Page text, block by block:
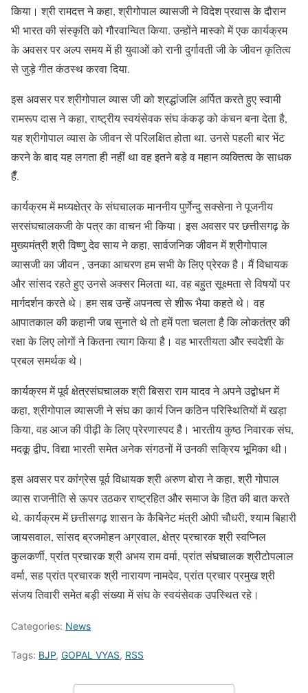
किया। श्री रामदत्त ने कहा, श्रीगोपाल व्यासजी ने विदेश प्रवास के दौरान
भी भारत की संस्कृति को गौरवान्वित किया. उन्होंने मास्को में एक कार्यक्रम
के अवसर पर अल्प समय में ही युवाओं को रानी दुर्गावती जी के जीवन कृतित्व
से जुड़े गीत कंठस्थ करवा दिया.
इस अवसर पर श्रीगोपाल व्यास जी को श्रद्धांजलि अर्पित करते हुए स्वामी
रामरूप दास ने कहा, राष्ट्रीय स्वयंसेवक संघ कंकड़ को कंचन बना देता है,
यह श्रीगोपाल व्यास के जीवन से परिलक्षित होता था. उनसे पहली बार भेंट
करने के बाद यह लगता ही नहीं था वह इतने बड़े व महान व्यक्तित्व के साधक
हैँ.
कार्यक्रम में मध्यक्षेत्र के संघचालक माननीय पुर्णेन्दु सक्सेना ने पूजनीय
सरसंघचालकजी के पत्र का वाचन भी किया। इस अवसर पर छत्तीसगढ़ के
मुख्यमंत्री श्री विष्णु देव साय ने कहा, सार्वजनिक जीवन में श्रीगोपाल
व्यासजी का जीवन , उनका आचरण हम सभी के लिए प्रेरक है। मैं विधायक
और सांसद रहते हुए उनसे अक्सर मिलता था, वह बहुत सूक्ष्मता से विषयों पर
मार्गदर्शन करते थे। हम सब उन्हें अपनत्व से शीरू भैया कहते थे। वह
आपातकाल की कहानी जब सुनाते थे तो हमें पता चलता है कि लोकतंत्र की
रक्षा के लिए लोगों ने कितना त्याग किया है। वह भारतीयता और स्वदेशी के
प्रबल समर्थक थे।
कार्यक्रम में पूर्व क्षेत्रसंघचालक श्री बिसरा राम यादव ने अपने उद्बोधन में
कहा, श्रीगोपाल व्यासजी ने संघ का कार्य जिन कठिन परिस्थितियों में खड़ा
किया, वह आज की पीढ़ी के लिए प्रेरणास्पद है। भारतीय कुष्ठ निवारक संघ,
मदकू द्वीप, विद्या भारती समेत अनेक संगठनों में उनकी सक्रिय भूमिका थी।
इस अवसर पर कांग्रेस पूर्व विधायक श्री अरुण बोरा ने कहा, श्री गोपाल
व्यास राजनीति से ऊपर उठकर राष्ट्रहित और समाज के हित की बात करते
थे. कार्यक्रम में छत्तीसगढ़ शासन के कैबिनेट मंत्री ओपी चौधरी, श्याम बिहारी
जायसवाल, सांसद ब्रजमोहन अग्रवाल, क्षेत्र प्रचारक श्री स्वप्निल
कुलकर्णी, प्रांत प्रचारक श्री अभय राम वर्मा, प्रांत संघचालक श्रीटोपलाल
वर्मा, सह प्रांत प्रचारक श्री नारायण नामदेव, प्रांत प्रचार प्रमुख श्री
संजय तिवारी समेत बड़ी संख्या में संघ के स्वयंसेवक उपस्थित रहे।
Categories: News
Tags: BJP, GOPAL VYAS, RSS